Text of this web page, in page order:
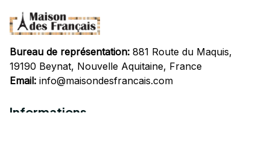
Bureau de représentation: 881 Route du Maquis,
19190 Beynat, Nouvelle Aquitaine, France
Email: info@maisondesfrancais.com
Informations